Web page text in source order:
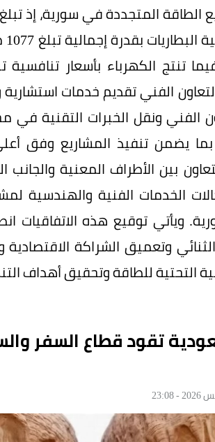
الفني تقديم خدمات
الفني ونقل الخبرات التقنية في
بما يضمن تنفيذ المشاريع وفق
بين الأطراف المعنية والجانب
الخدمات الفنية والهندسية
ويأتي توقيع هذه الاتفاقيات
وتعميق الشراكة الاقتصادية
التحتية للطاقة وتحقيق أهداف
تقود قطاع السفر